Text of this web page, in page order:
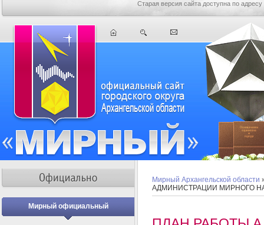
Старая версия сайта доступна по адресу
Мирный официальный
Мирный Архангельской области
АДМИНИСТРАЦИИ МИРНОГО НА